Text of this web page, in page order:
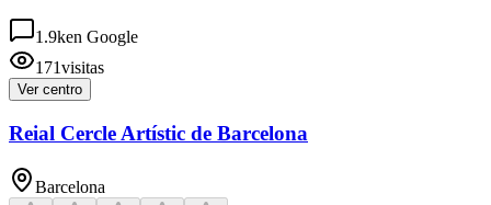
1.9ken Google
171visitas
Ver centro
Reial Cercle Artístic de Barcelona
Barcelona